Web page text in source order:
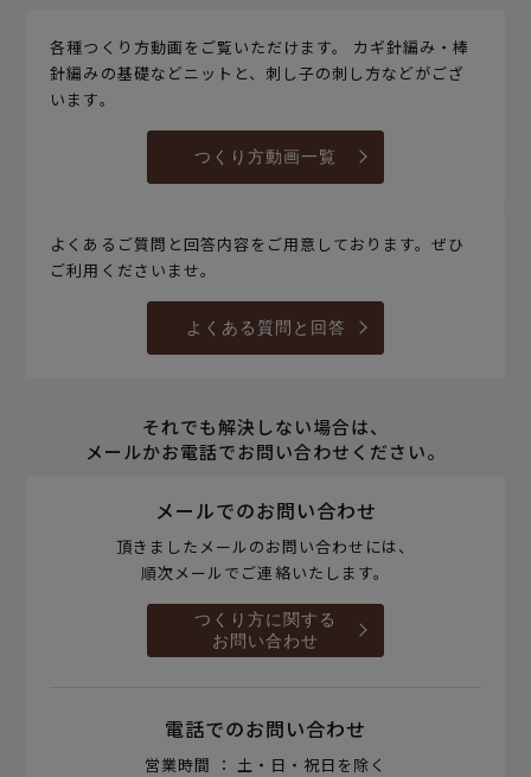
各種つくり方動画をご覧いただけます。 カギ針編み・棒
針編みの基礎などニットと、刺し子の刺し方などがござ
います。
つくり方動画一覧
よくあるご質問と回答内容をご用意しております。ぜひ
ご利用くださいませ。
よくある質問と回答
それでも解決しない場合は、
メールかお電話でお問い合わせください。
メールでのお問い合わせ
頂きましたメールのお問い合わせには、
順次メールでご連絡いたします。
つくり方に関する
お問い合わせ
電話でのお問い合わせ
営業時間 ： 土・日・祝日を除く